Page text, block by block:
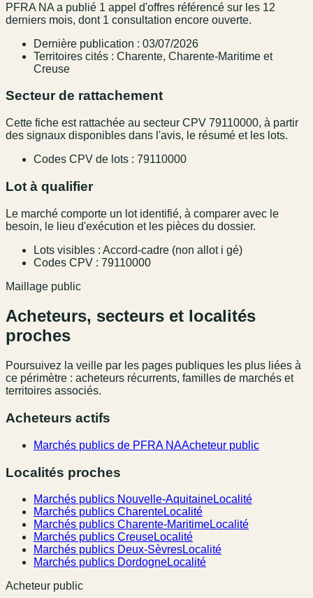
PFRA NA a publié 1 appel d'offres référencé sur les 12
derniers mois, dont 1 consultation encore ouverte.
Dernière publication : 03/07/2026
Territoires cités : Charente, Charente-Maritime et
Creuse
Secteur de rattachement
Cette fiche est rattachée au secteur CPV 79110000, à partir
des signaux disponibles dans l'avis, le résumé et les lots.
Codes CPV de lots : 79110000
Lot à qualifier
Le marché comporte un lot identifié, à comparer avec le
besoin, le lieu d'exécution et les pièces du dossier.
Lots visibles : Accord-cadre (non allot i gé)
Codes CPV : 79110000
Maillage public
Acheteurs, secteurs et localités
proches
Poursuivez la veille par les pages publiques les plus liées à
ce périmètre : acheteurs récurrents, familles de marchés et
territoires associés.
Acheteurs actifs
Marchés publics de PFRA NAAcheteur public
Localités proches
Marchés publics Nouvelle-AquitaineLocalité
Marchés publics CharenteLocalité
Marchés publics Charente-MaritimeLocalité
Marchés publics CreuseLocalité
Marchés publics Deux-SèvresLocalité
Marchés publics DordogneLocalité
Acheteur public